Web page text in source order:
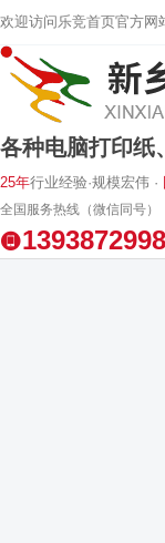
欢迎访问乐竞首页官方网
各种电脑打印纸
25年行业经验·规模宏伟 ·
全国服务热线（微信同号）